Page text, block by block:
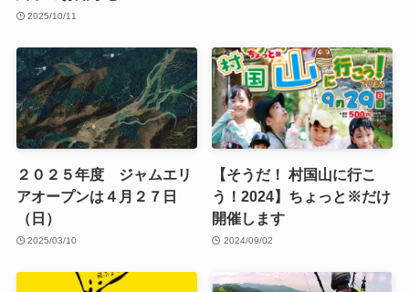
2025/10/11
２０２５年度 ジャムエリ
アオープンは４月２７日
（日）
2025/03/10
【そうだ！ 村国山に行こ
う！2024】ちょっと※だけ
開催します
2024/09/02